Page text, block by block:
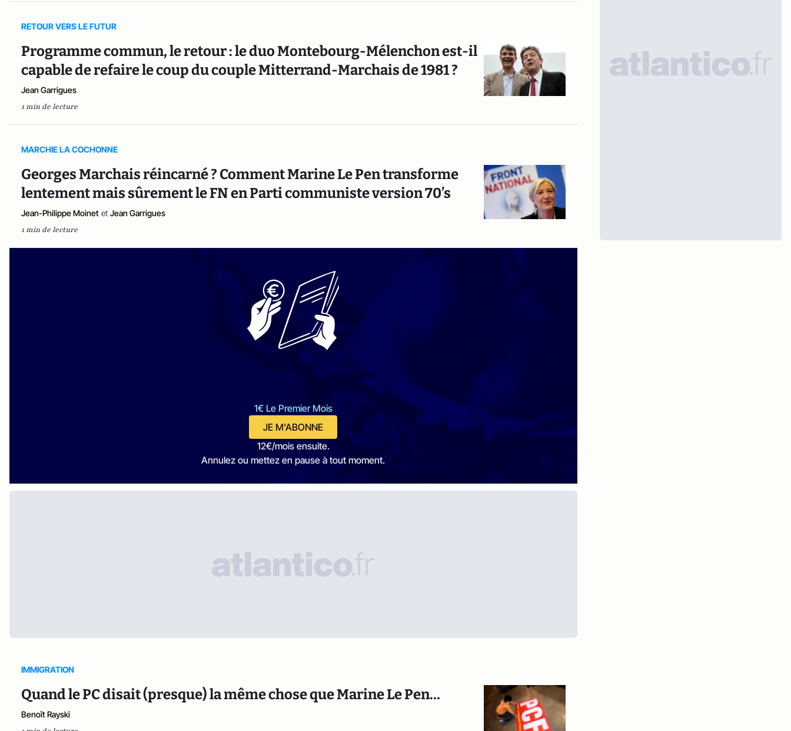
RETOUR VERS LE FUTUR
Programme commun, le retour : le duo Montebourg-Mélenchon est-il
capable de refaire le coup du couple Mitterrand-Marchais de 1981 ?
Jean Garrigues
1 min de lecture
MARCHIE LA COCHONNE
Georges Marchais réincarné ? Comment Marine Le Pen transforme
lentement mais sûrement le FN en Parti communiste version 70’s
Jean-Philippe Moinet et Jean Garrigues
1 min de lecture
1€ Le Premier Mois
JE M'ABONNE
12€/mois ensuite.
Annulez ou mettez en pause à tout moment.
IMMIGRATION
Quand le PC disait (presque) la même chose que Marine Le Pen…
Benoît Rayski